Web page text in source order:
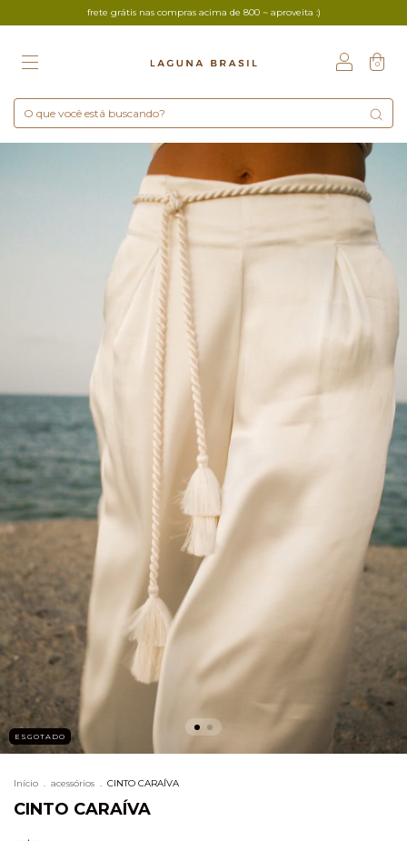
frete grátis nas compras acima de 800 ~ aproveita :)
0
ESGOTADO
Início . acessórios . CINTO CARAÍVA
CINTO CARAÍVA